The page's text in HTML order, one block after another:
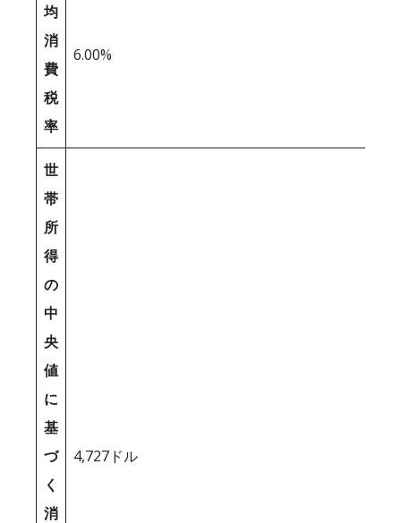
均
消
費
税
率
6.00%
世
帯
所
得
の
中
央
値
に
基
づ
く
消
4,727ドル